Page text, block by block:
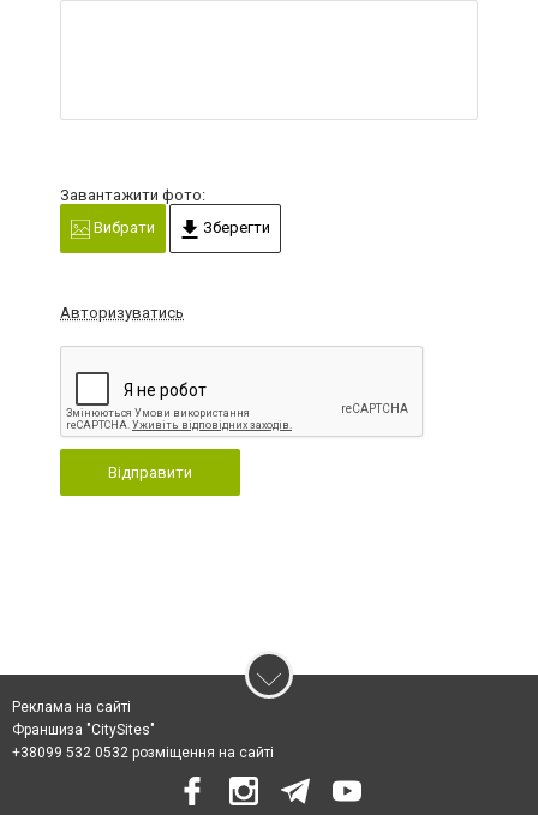
Завантажити фото:
Вибрати
Зберегти
Авторизуватись
Відправити
Реклама на сайті
Франшиза "CitySites"
+38099 532 0532 розміщення на сайті